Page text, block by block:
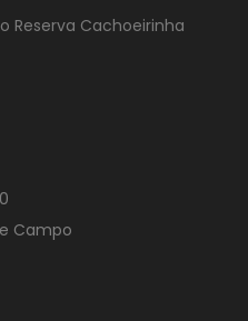
Reserva Cachoeirinha
Campo